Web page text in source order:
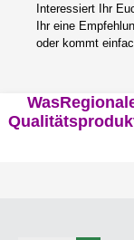
Interessiert Ihr
Ihr eine
oder kommt